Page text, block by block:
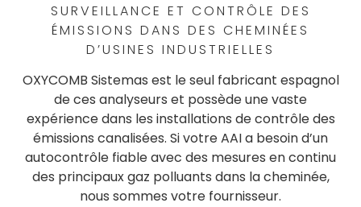
SURVEILLANCE ET CONTRÔLE DES
ÉMISSIONS DANS DES CHEMINÉES
D’USINES INDUSTRIELLES
OXYCOMB Sistemas est le seul fabricant espagnol
de ces analyseurs et possède une vaste
expérience dans les installations de contrôle des
émissions canalisées. Si votre AAI a besoin d’un
autocontrôle fiable avec des mesures en continu
des principaux gaz polluants dans la cheminée,
nous sommes votre fournisseur.